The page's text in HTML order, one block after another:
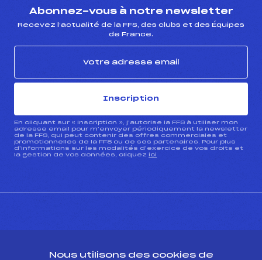
Abonnez-vous à notre newsletter
Recevez l’actualité de la FFS, des clubs et des Équipes
de France.
Inscription
En cliquant sur « inscription », j’autorise la FFS à utiliser mon
adresse email pour m’envoyer périodiquement la newsletter
de la FFS, qui peut contenir des offres commerciales et
promotionnelles de la FFS ou de ses partenaires. Pour plus
d’informations sur les modalités d’exercice de vos droits et
la gestion de vos données, cliquez ici
Nous utilisons des cookies de